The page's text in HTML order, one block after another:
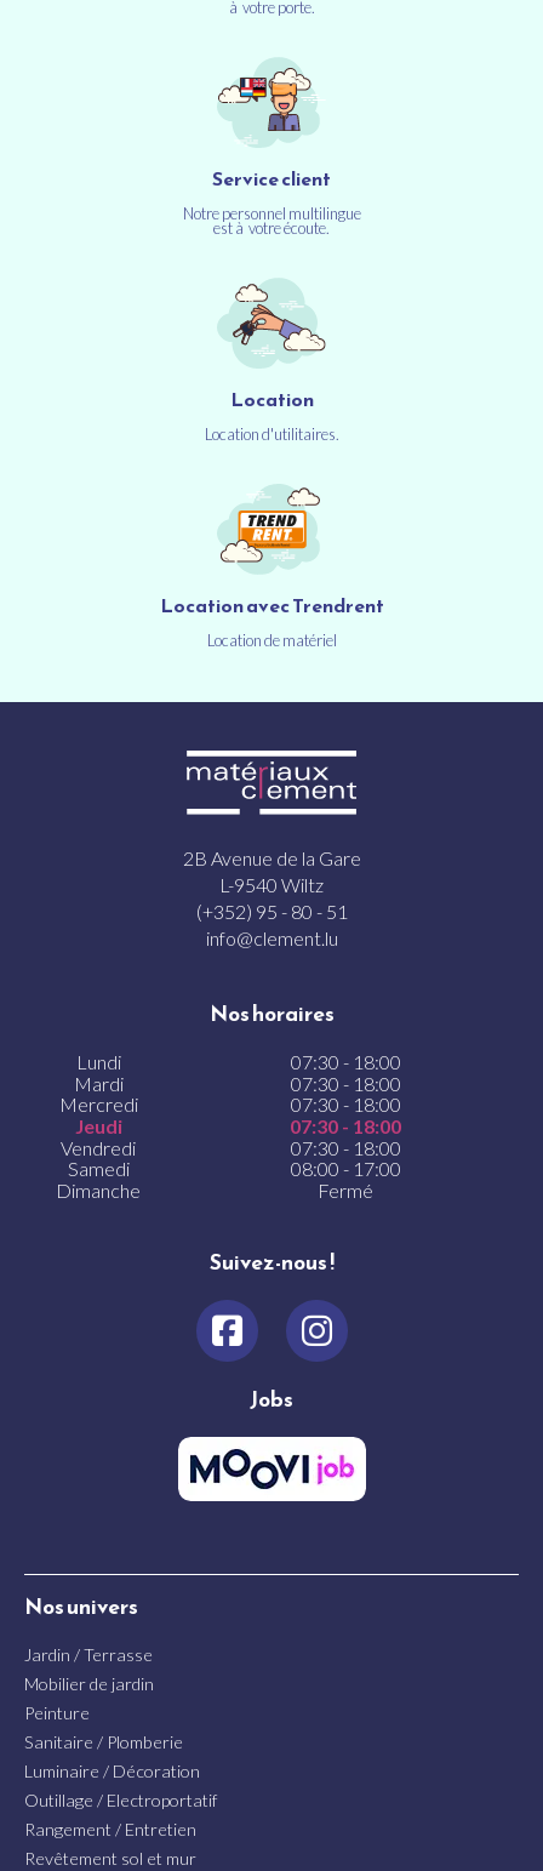
à votre porte.
Service client
Notre personnel multilingue
est à votre écoute.
Location
Location d'utilitaires.
Location avec Trendrent
Location de matériel
2B Avenue de la Gare
L-9540 Wiltz
(+352) 95 - 80 - 51
info@clement.lu
Nos horaires
Lundi
07:30 - 18:00
Mardi
07:30 - 18:00
Mercredi
07:30 - 18:00
Jeudi
07:30 - 18:00
Vendredi
07:30 - 18:00
Samedi
08:00 - 17:00
Dimanche
Fermé
Suivez-nous !
Jobs
Nos univers
Jardin / Terrasse
Mobilier de jardin
Peinture
Sanitaire / Plomberie
Luminaire / Décoration
Outillage / Electroportatif
Rangement / Entretien
Revêtement sol et mur